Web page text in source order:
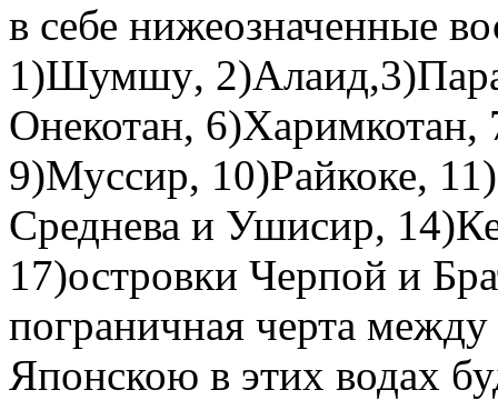
в себе нижеозначенные
1)Шумшу, 2)Алаид,3)
Онекотан, 6)Харимкотан,
9)Муссир, 10)Райкоке, 11)
Среднева и Ушисир, 14)
17)островки Черпой и
пограничная черта
Японскою в этих водах